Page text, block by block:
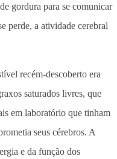
gordura para se comunicar
perde, a atividade cerebral
recém-descoberto era
saturados livres, que
em laboratório que tinham
seus cérebros. A
e da função dos